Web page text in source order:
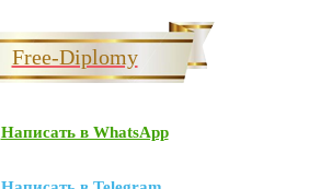
Free-Diplomy
Написать в WhatsApp